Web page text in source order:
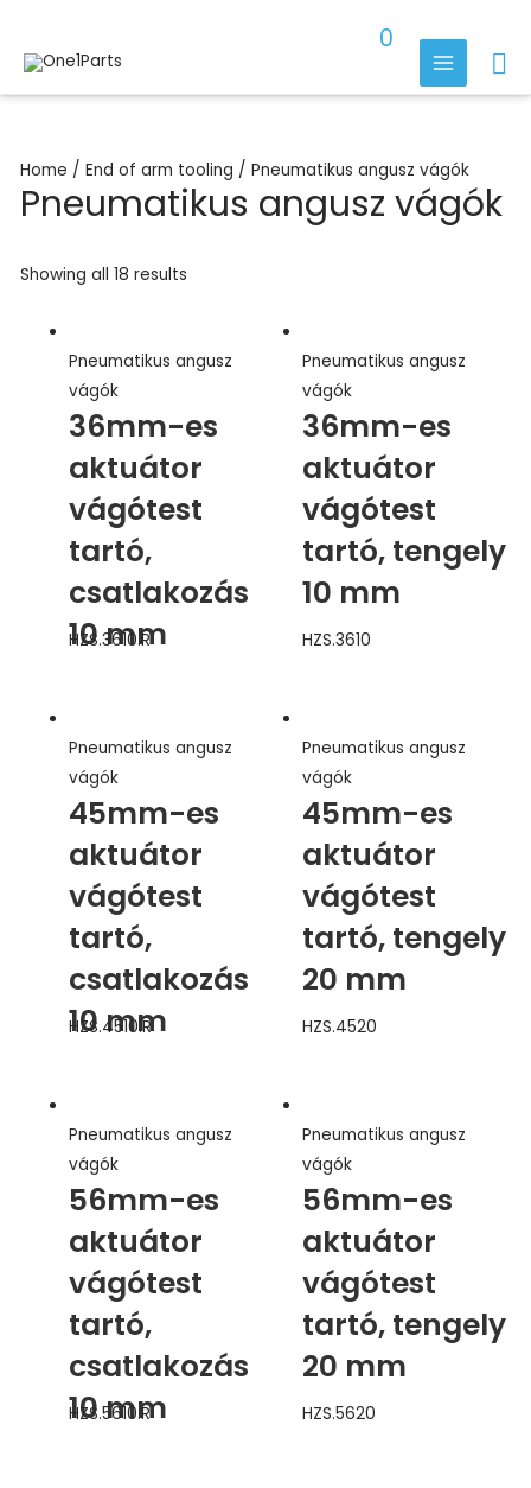
content
0
MAIN
Home /End of arm tooling / Pneumatikus angusz vágók
Pneumatikus angusz vágók
Showing all 18 results
Pneumatikus angusz
vágók
36mm-es
aktuátor
vágótest
tartó,
csatlakozás
10 mm
HZS.3610.R
Pneumatikus angusz
vágók
36mm-es
aktuátor
vágótest
tartó, tengely
10 mm
HZS.3610
Pneumatikus angusz
vágók
45mm-es
aktuátor
vágótest
tartó,
csatlakozás
10 mm
HZS.4510.R
Pneumatikus angusz
vágók
45mm-es
aktuátor
vágótest
tartó, tengely
20 mm
HZS.4520
Pneumatikus angusz
vágók
56mm-es
aktuátor
vágótest
tartó,
csatlakozás
10 mm
HZS.5610.R
Pneumatikus angusz
vágók
56mm-es
aktuátor
vágótest
tartó, tengely
20 mm
HZS.5620